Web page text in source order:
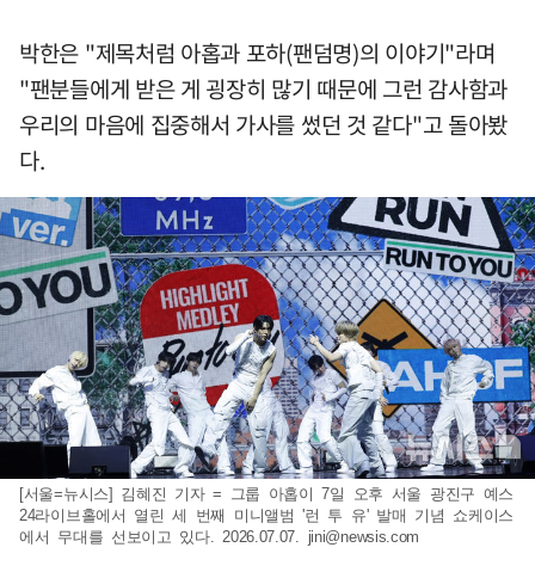
박한은 "제목처럼 아홉과 포하(팬덤명)의 이야기"라며
"팬분들에게 받은 게 굉장히 많기 때문에 그런 감사함과
우리의 마음에 집중해서 가사를 썼던 것 같다"고 돌아봤
다.
[서울=뉴시스] 김혜진 기자 = 그룹 아홉이 7일 오후 서울 광진구 예스
24라이브홀에서 열린 세 번째 미니앨범 '런 투 유' 발매 기념 쇼케이스
에서 무대를 선보이고 있다. 2026.07.07. jini@newsis.com